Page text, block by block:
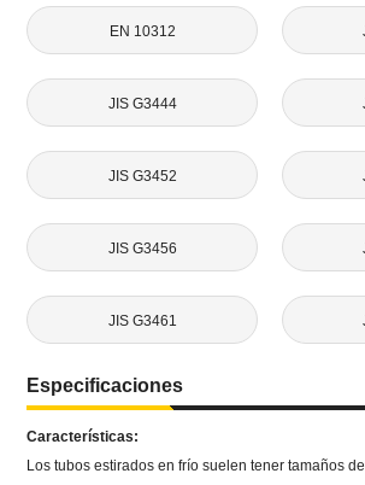
EN 10312
JIS G3444
JIS G3452
JIS G3456
JIS G3461
Especificaciones
Características:
Los tubos estirados en frío suelen tener tamaños